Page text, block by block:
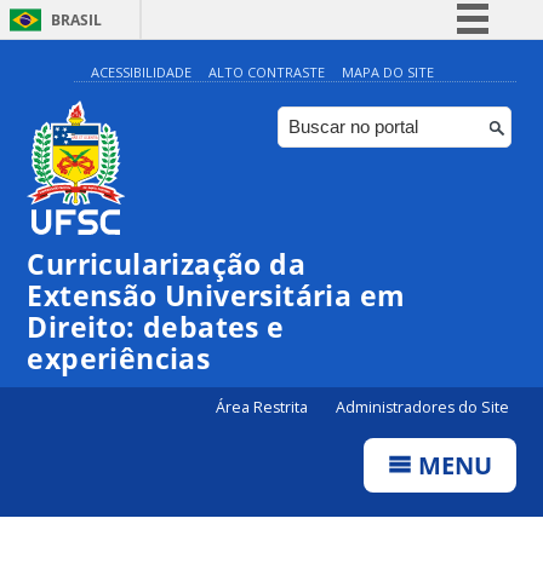
BRASIL
Simplifique!
Comunica BR
Participe
ACESSIBILIDADE ALTO CONTRASTE MAPA DO SITE
Curricularização da
Extensão Universitária em
Direito: debates e
experiências
Área Restrita Administradores do Site
MENU